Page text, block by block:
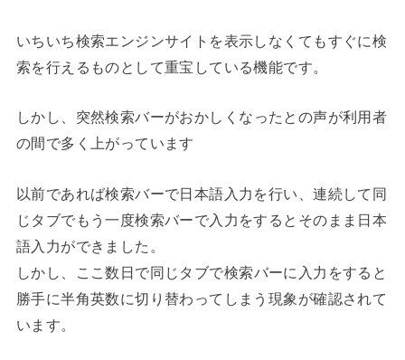
いちいち検索エンジンサイトを表示しなくてもすぐに検
索を行えるものとして重宝している機能です。
しかし、 突然検索バーがおかしくなった との声が利用者
の間で多く上がっています
以前であれば検索バーで日本語入力を行い、連続して同
じタブでもう一度検索バーで入力をするとそのまま日本
語入力ができました。
しかし、ここ数日で同じタブで検索バーに入力をすると
勝手に半角英数に切り替わってしまう現象 が確認されて
います。